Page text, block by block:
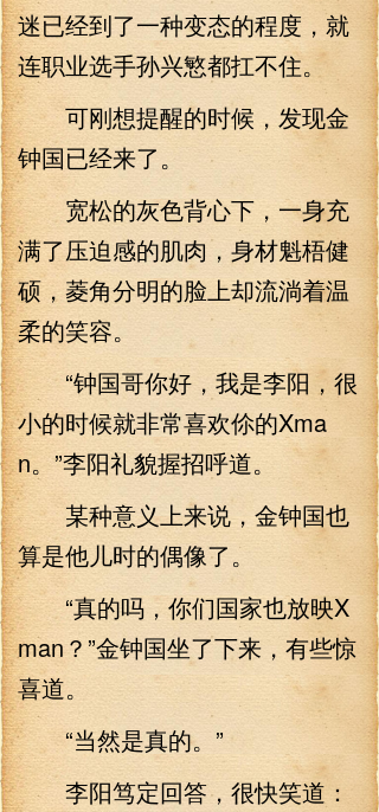
迷已经到了一种变态的程度，就
连职业选手孙兴慜都扛不住。
可刚想提醒的时候，发现金
钟国已经来了。
宽松的灰色背心下，一身充
满了压迫感的肌肉，身材魁梧健
硕，菱角分明的脸上却流淌着温
柔的笑容。
“钟国哥你好，我是李阳，很
小的时候就非常喜欢伱的Xma
n。”李阳礼貌握招呼道。
某种意义上来说，金钟国也
算是他儿时的偶像了。
“真的吗，你们国家也放映X
man？”金钟国坐了下来，有些惊
喜道。
“当然是真的。”
李阳笃定回答，很快笑道：